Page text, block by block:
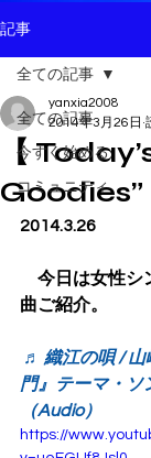
記事
全ての記事
今すぐ始める
コミュニティ
全ての記事
【
Goodies”
yanxia2008
2014年3月26日
2014.3.26
今日は女性シ
曲ご紹介。
♬ 織江の唄 / 山
門』テーマ・ソ
（Audio）
https://